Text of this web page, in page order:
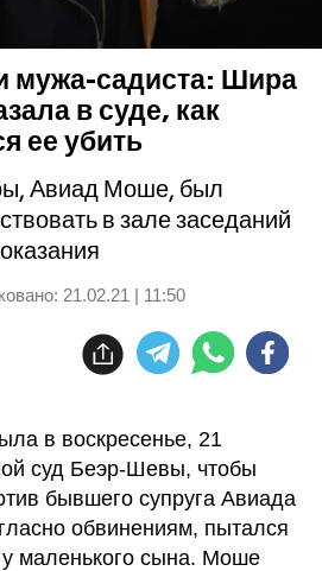
мужа-садиста: Шира
в суде, как
ее убить
Авиад Моше, был
в зале заседаний
21.02.21 | 11:50
в воскресенье, 21
бывшего супруга Авиада
обвинениям, пытался
у маленького сына. Моше